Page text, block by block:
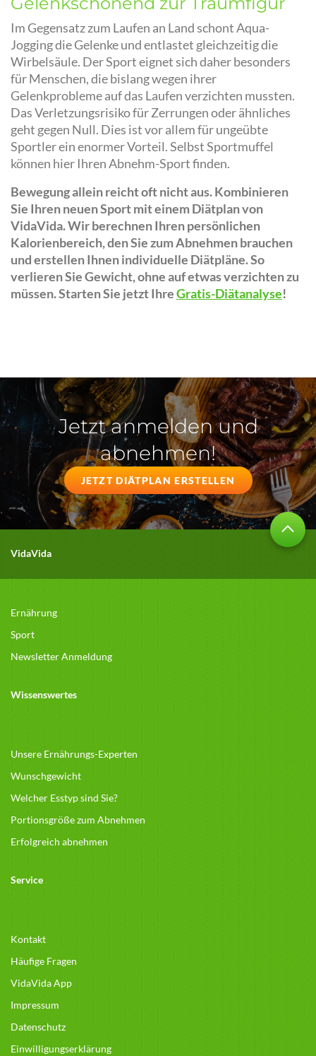
Im Gegensatz zum Laufen an Land schont Aqua-
Jogging die Gelenke und entlastet gleichzeitig die
Wirbelsäule. Der Sport eignet sich daher besonders
für Menschen, die bislang wegen ihrer
Gelenkprobleme auf das Laufen verzichten mussten.
Das Verletzungsrisiko für Zerrungen oder ähnliches
geht gegen Null. Dies ist vor allem für ungeübte
Sportler ein enormer Vorteil. Selbst Sportmuffel
können hier Ihren Abnehm-Sport finden.
Bewegung allein reicht oft nicht aus. Kombinieren
Sie Ihren neuen Sport mit einem Diätplan von
VidaVida. Wir berechnen Ihren persönlichen
Kalorienbereich, den Sie zum Abnehmen brauchen
und erstellen Ihnen individuelle Diätpläne. So
verlieren Sie Gewicht, ohne auf etwas verzichten zu
müssen. Starten Sie jetzt IhreGratis-Diätanalyse!
Jetzt anmelden und
abnehmen!
JETZT DIÄTPLAN ERSTELLEN
VidaVida
Ernährung
Sport
Newsletter Anmeldung
Wissenswertes
Unsere Ernährungs-Experten
Wunschgewicht
Welcher Esstyp sind Sie?
Portionsgröße zum Abnehmen
Erfolgreich abnehmen
Service
Kontakt
Häufige Fragen
VidaVida App
Impressum
Datenschutz
Einwilligungserklärung